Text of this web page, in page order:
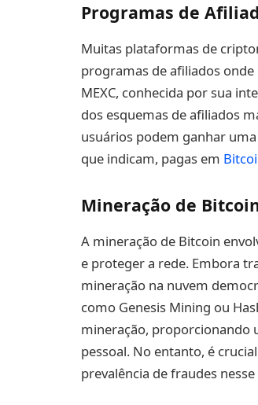
Programas de
Muitas plataformas de
programas de afiliados
MEXC, conhecida por sua
dos esquemas de afiliados
usuários podem ganhar
que indicam, pagas em
Mineração de
A mineração de Bitcoin
e proteger a rede. Embora
mineração na nuvem
como Genesis Mining ou
mineração, proporcionando
pessoal. No entanto, é
prevalência de fraudes nesse